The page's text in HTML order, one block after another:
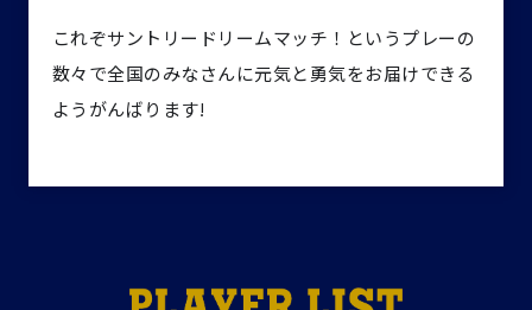
これぞサントリードリームマッチ！というプレーの
数々で全国のみなさんに元気と勇気をお届けできる
ようがんばります!